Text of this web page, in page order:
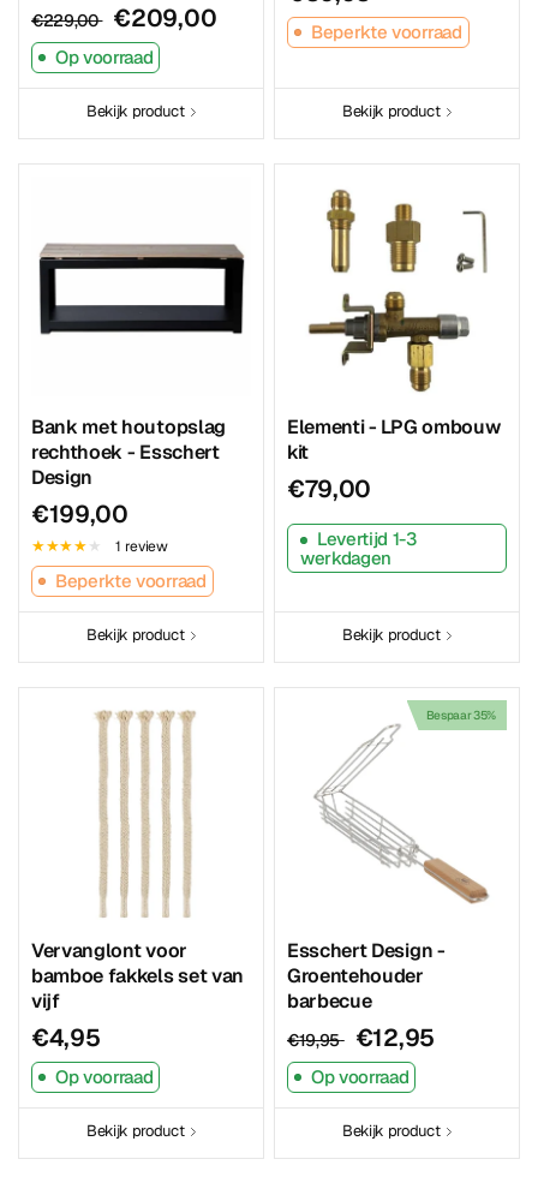
€229,00 €209,00
Op voorraad
Bekijk product
Beperkte voorraad
Bekijk product
Bank met houtopslag
rechthoek - Esschert
Design
€199,00
1 review
Beperkte voorraad
Bekijk product
Elementi - LPG ombouw
kit
€79,00
Levertijd 1-3
werkdagen
Bekijk product
Vervanglont voor
bamboe fakkels set van
vijf
€4,95
Op voorraad
Bekijk product
Bespaar 35%
Esschert Design -
Groentehouder
barbecue
€19,95 €12,95
Op voorraad
Bekijk product